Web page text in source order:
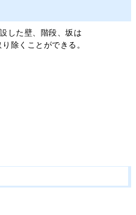
した壁、階段、坂は
除くことができる。